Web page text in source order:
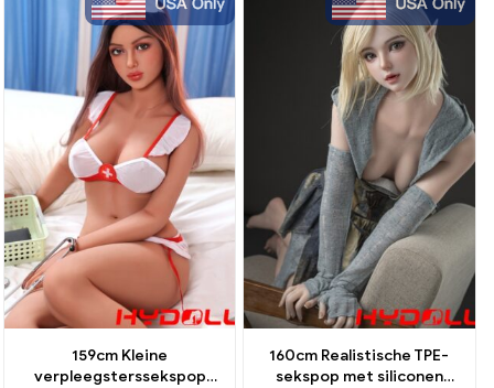
159cm Kleine
verpleegsterssekspop
160cm Realistische TPE-
sekspop met siliconen